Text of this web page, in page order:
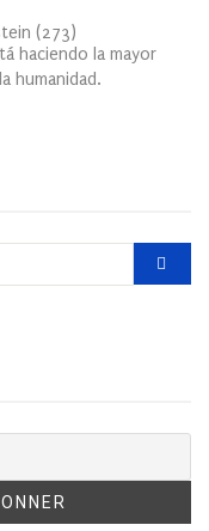
(273)
haciendo la mayor
humanidad.